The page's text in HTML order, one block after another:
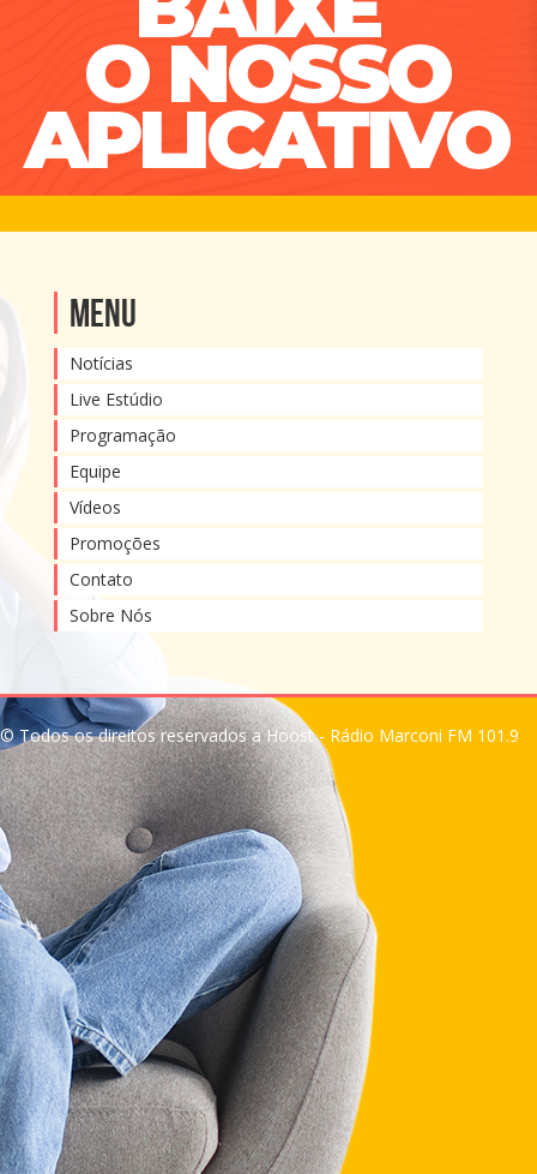
Menu
Notícias
Live Estúdio
Programação
Equipe
Vídeos
Promoções
Contato
Sobre Nós
© Todos os direitos reservados a Hoost - Rádio Marconi FM 101.9